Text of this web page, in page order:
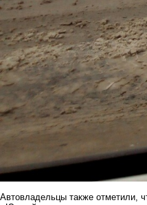
Автовладельцы также отметили,